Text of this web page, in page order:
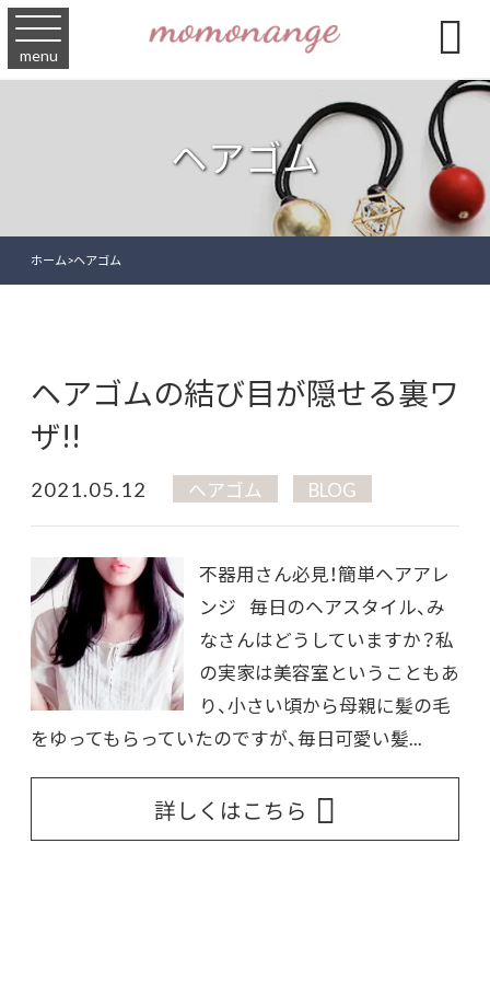
menu 
ヘアゴム
ホーム>ヘアゴム
ヘアゴムの結び目が隠せる裏ワ
ザ!!
2021.05.12 ヘアゴム BLOG
不器用さん必見！簡単ヘアアレ
ンジ 毎日のヘアスタイル、み
なさんはどうしていますか？私
の実家は美容室ということもあ
り、小さい頃から母親に髪の毛
をゆってもらっていたのですが、毎日可愛い髪...
詳しくはこちら